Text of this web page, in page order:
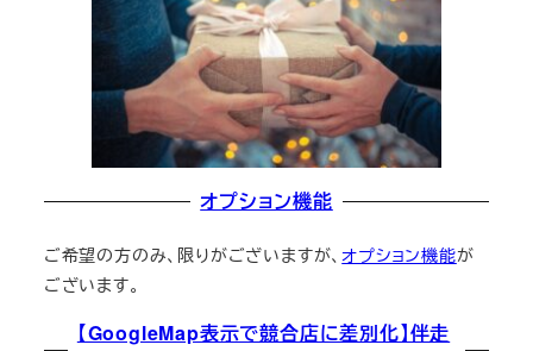
オプション機能
ご希望の方のみ、限りがございますが、オプション機能が
ございます。
【GoogleMap表示で競合店に差別化】伴走